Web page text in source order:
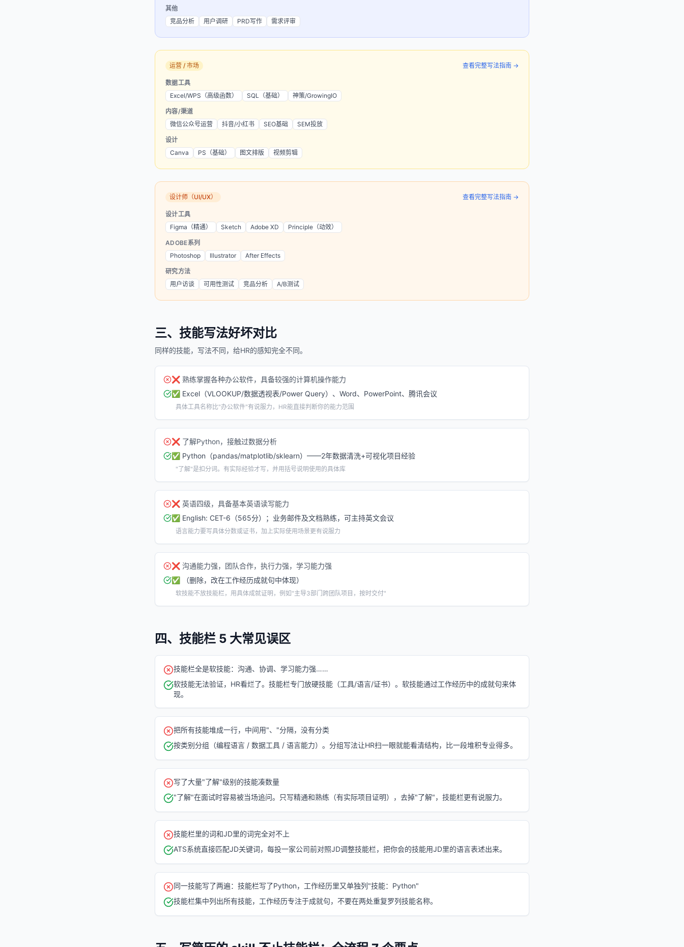
其他
竞品分析
用户调研 PRD写作 需求评审
运营 / 市场 查看完整写法指南 →
数据工具
Excel/WPS（高级函数）
SQL（基础） 神策/GrowingIO
内容/渠道
微信公众号运营
抖音/小红书 SEO基础 SEM投放
设计
Canva
PS（基础） 图文排版 视频剪辑
设计师（UI/UX） 查看完整写法指南 →
设计工具
Figma（精通）
Sketch Adobe XD Principle（动效）
ADOBE系列
Photoshop
Illustrator After Effects
研究方法
用户访谈
可用性测试 竞品分析 A/B测试
三、技能写法好坏对比
同样的技能，写法不同，给HR的感知完全不同。
❌ 熟练掌握各种办公软件，具备较强的计算机操作能力
✅ Excel（VLOOKUP/数据透视表/Power Query）、Word、PowerPoint、腾讯会议
具体工具名称比"办公软件"有说服力，HR能直接判断你的能力范围
❌ 了解Python，接触过数据分析
✅ Python（pandas/matplotlib/sklearn）——2年数据清洗+可视化项目经验
"了解"是扣分词。有实际经验才写，并用括号说明使用的具体库
❌ 英语四级，具备基本英语读写能力
✅ English: CET-6（565分）；业务邮件及文档熟练，可主持英文会议
语言能力要写具体分数或证书，加上实际使用场景更有说服力
❌ 沟通能力强，团队合作，执行力强，学习能力强
✅
（删除，改在工作经历成就句中体现）
软技能不放技能栏，用具体成就证明，例如"主导3部门跨团队项目，按时交付"
四、技能栏 5 大常见误区
技能栏全是软技能：沟通、协调、学习能力强……
软技能无法验证，HR看烂了。技能栏专门放硬技能（工具/语言/证书）。软技能通过工作经历中的成就句来体
现。
把所有技能堆成一行，中间用"、"分隔，没有分类
按类别分组（编程语言 / 数据工具 / 语言能力）。分组写法让HR扫一眼就能看清结构，比一段堆积专业得多。
写了大量"了解"级别的技能凑数量
"了解"在面试时容易被当场追问。只写精通和熟练（有实际项目证明），去掉"了解"，技能栏更有说服力。
技能栏里的词和JD里的词完全对不上
ATS系统直接匹配JD关键词，每投一家公司前对照JD调整技能栏，把你会的技能用JD里的语言表述出来。
同一技能写了两遍：技能栏写了Python，工作经历里又单独列"技能：Python"
技能栏集中列出所有技能，工作经历专注于成就句，不要在两处重复罗列技能名称。